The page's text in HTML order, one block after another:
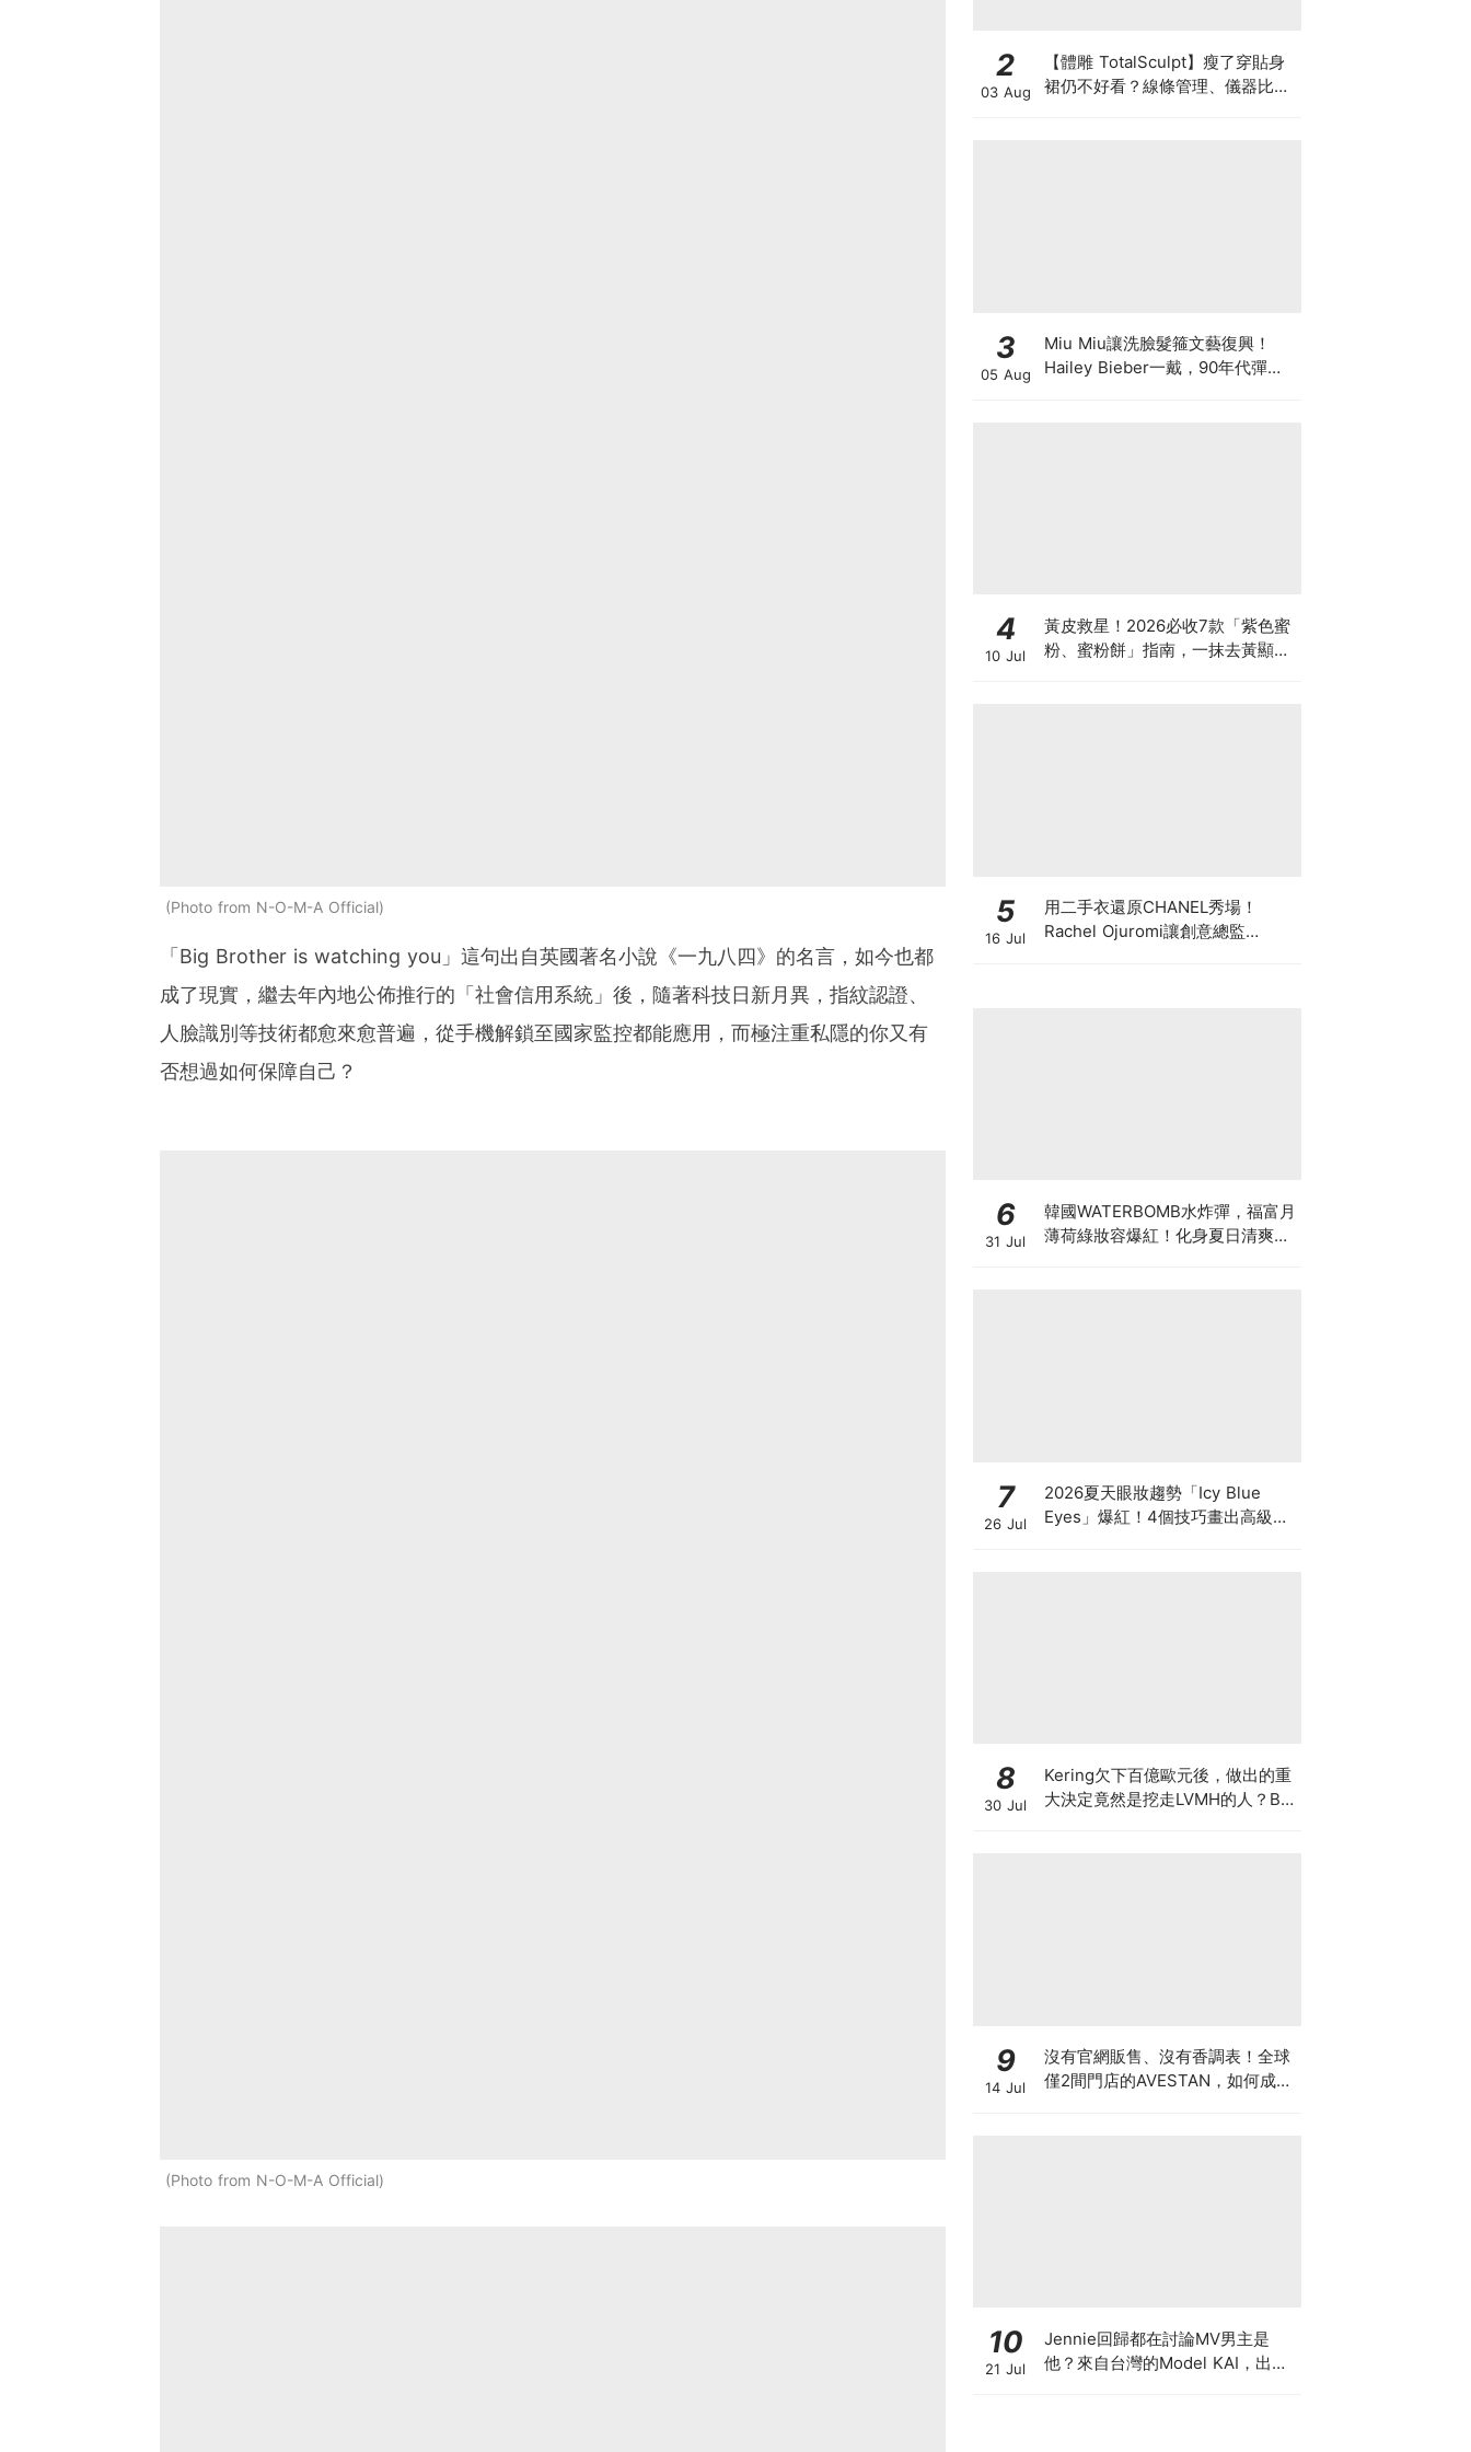
Photo from N-O-M-A Official
「Big Brother is watching you」這句出自英國著名小說《一九八四》的名言，如今也都
成了現實，繼去年內地公佈推行的「社會信用系統」後，隨著科技日新月異，指紋認證、
人臉識別等技術都愈來愈普遍，從手機解鎖至國家監控都能應用，而極注重私隱的你又有
否想過如何保障自己？
Photo from N-O-M-A Official
2
03 Aug
【體雕 TotalSculpt】瘦了穿貼身
裙仍不好看？線條管理、儀器比較
3
05 Aug
Miu Miu讓洗臉髮箍文藝復興！
Hailey Bieber一戴，90年代彈簧
4
10 Jul
黃皮救星！2026必收7款「紫色蜜
粉、蜜粉餅」指南，一抹去黃顯
5
16 Jul
用二手衣還原CHANEL秀場！
Rachel Ojuromi讓創意總監
6
31 Jul
韓國WATERBOMB水炸彈，福富月
薄荷綠妝容爆紅！化身夏日清爽
7
26 Jul
2026夏天眼妝趨勢「Icy Blue
Eyes」爆紅！4個技巧畫出高級冰
8
30 Jul
Kering欠下百億歐元後，做出的重
大決定竟然是挖走LVMH的人？BV
9
14 Jul
沒有官網販售、沒有香調表！全球
僅2間門店的AVESTAN，如何成為
10
21 Jul
Jennie回歸都在討論MV男主是
他？來自台灣的Model KAI，出演